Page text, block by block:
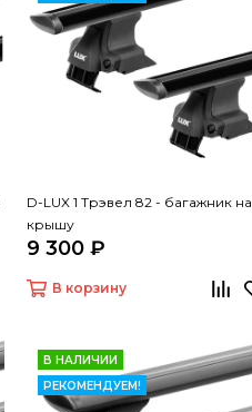
D-LUX 1 Трэвел 82 - багажник на
крышу
9 300 ₽
В корзину
В НАЛИЧИИ
РЕКОМЕНДУЕМ!